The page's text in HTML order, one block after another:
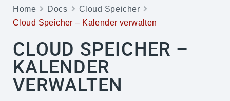
Home Docs
Cloud Speicher
Cloud Speicher – Kalender verwalten
CLOUD SPEICHER –
KALENDER
VERWALTEN